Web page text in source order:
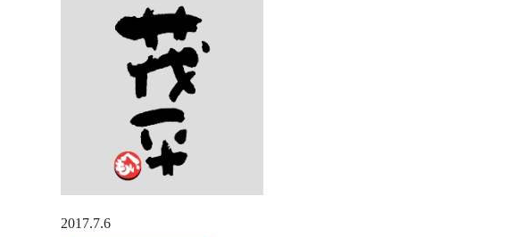
2017.7.6